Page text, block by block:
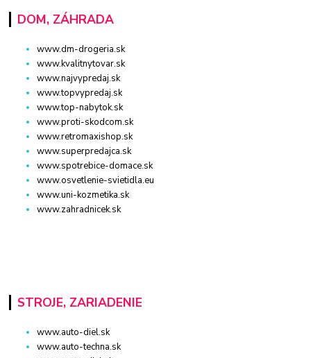
DOM, ZÁHRADA
www.dm-drogeria.sk
www.kvalitnytovar.sk
www.najvypredaj.sk
www.topvypredaj.sk
www.top-nabytok.sk
www.proti-skodcom.sk
www.retromaxishop.sk
www.superpredajca.sk
www.spotrebice-domace.sk
www.osvetlenie-svietidla.eu
www.uni-kozmetika.sk
www.zahradnicek.sk
STROJE, ZARIADENIE
www.auto-diel.sk
www.auto-techna.sk